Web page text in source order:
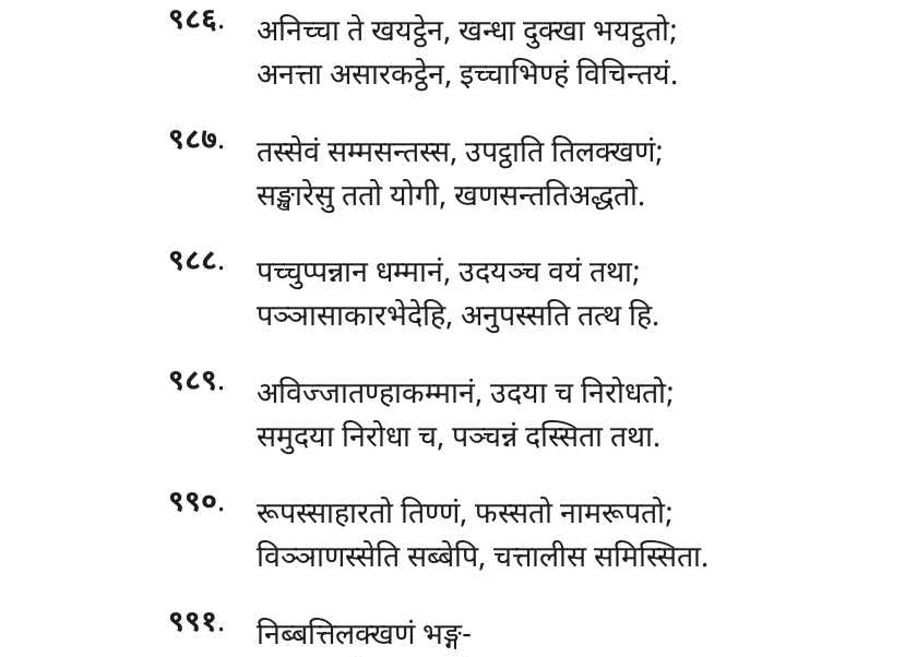
९८६.
अनिच्चा ते खयट्ठेन, खन्धा दुक्खा भयट्ठतो;
अनत्ता असारकट्ठेन, इच्चाभिण्हं विचिन्तयं.
९८७.
तस्सेवं सम्मसन्तस्स, उपट्ठाति तिलक्खणं;
सङ्खारेसु ततो योगी, खणसन्ततिअद्धतो.
९८८.
पच्चुप्पन्नान धम्मानं, उदयञ्च वयं तथा;
पञ्ञासाकारभेदेहि, अनुपस्सति तत्थ हि.
९८९.
अविज्जातण्हाकम्मानं, उदया च निरोधतो;
समुदया निरोधा च, पञ्चन्नं दस्सिता तथा.
९९०. रूपस्साहारतोतिण्णं, फस्सतो नामरूपतो;
विञ्ञाणस्सेति सब्बेपि, चत्तालीस समिस्सिता.
९९१. निब्बत्तिलक्खणं भङ्ग-